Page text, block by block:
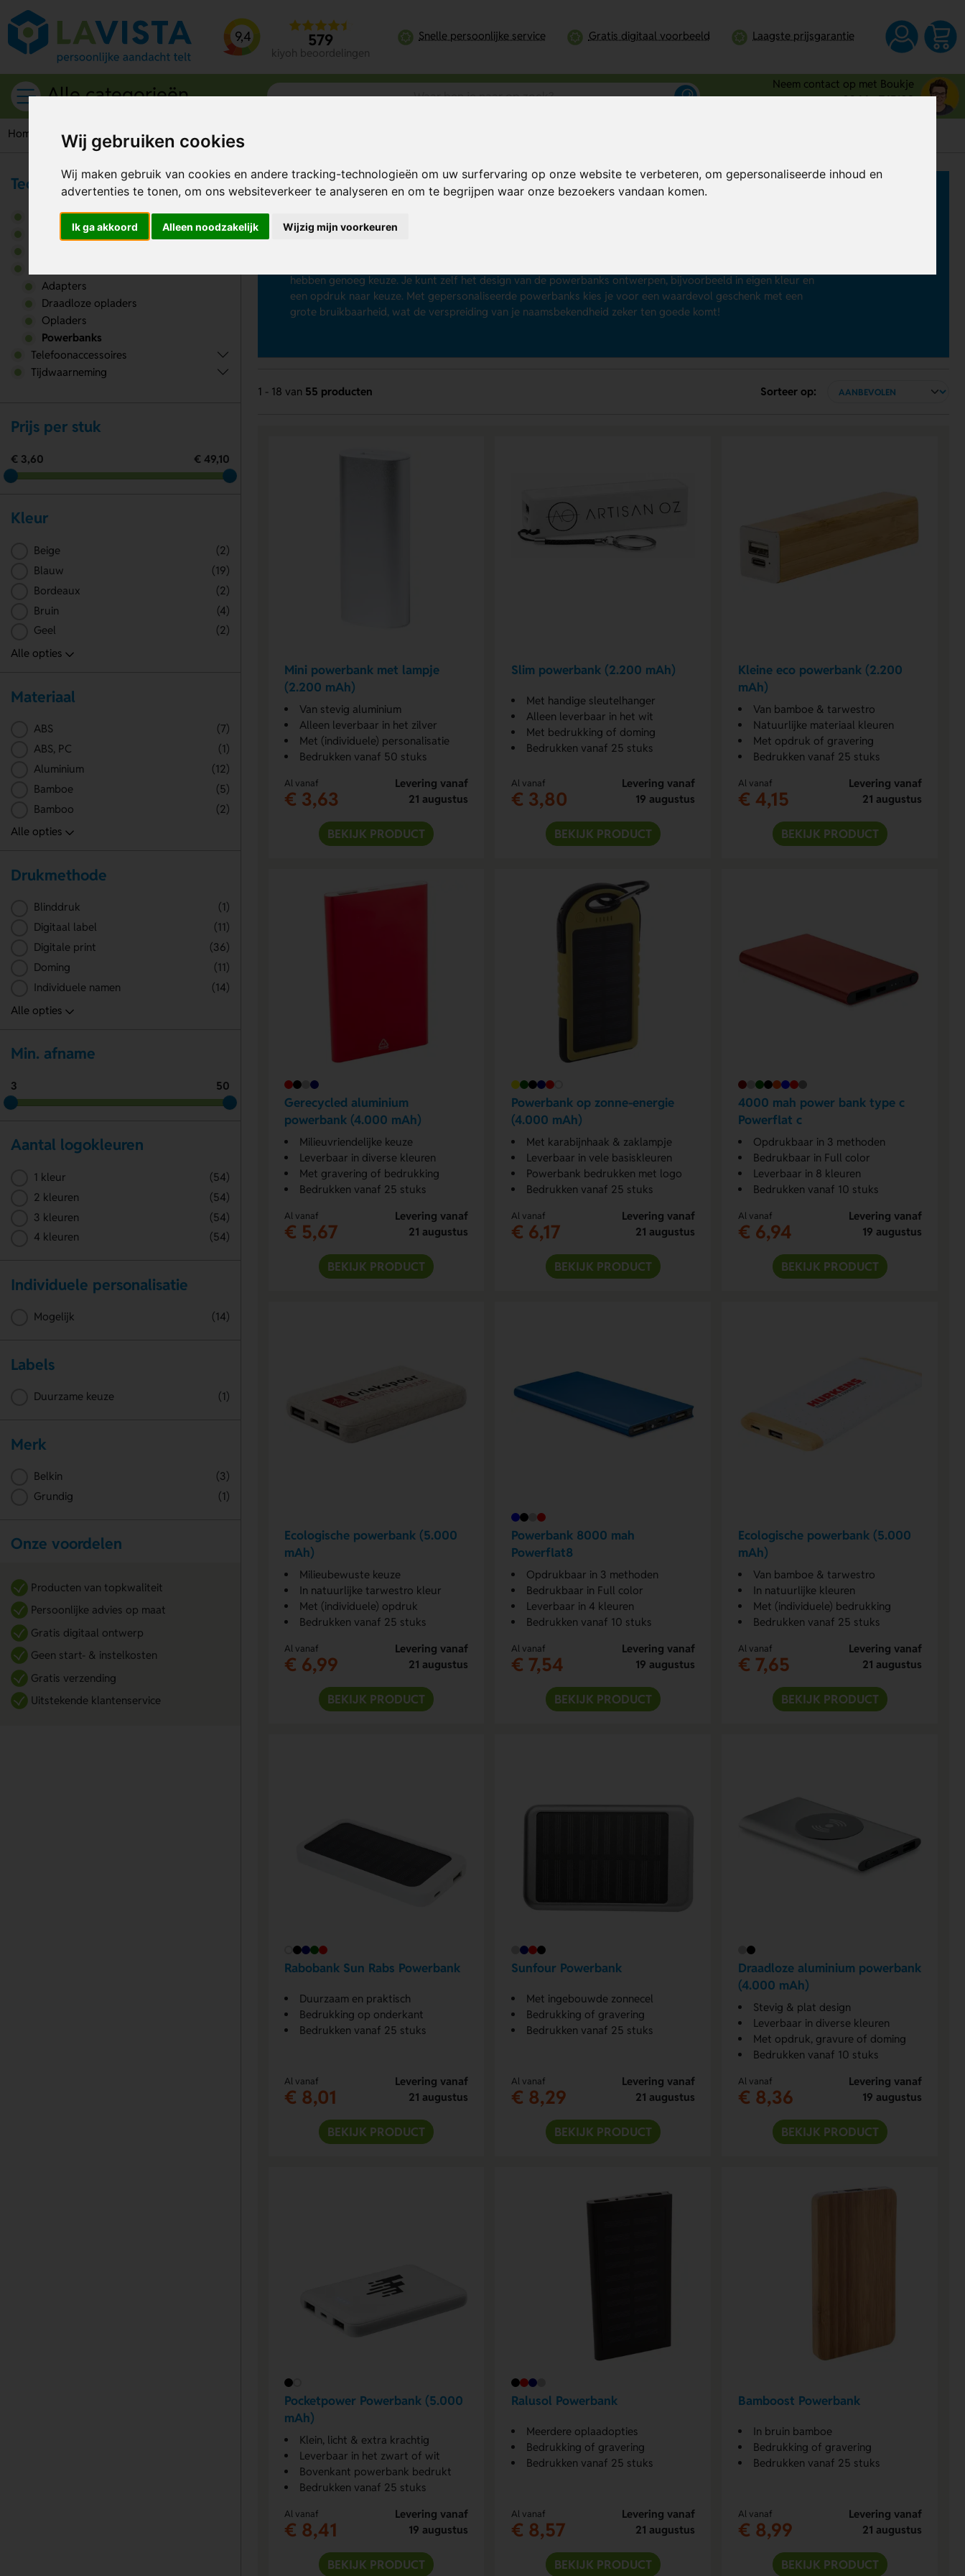
Wij gebruiken cookies
Wij maken gebruik van cookies en andere tracking-technologieën om uw surfervaring op onze website te verbeteren, om gepersonaliseerde inhoud en
advertenties te tonen, om ons websiteverkeer te analyseren en om te begrijpen waar onze bezoekers vandaan komen.
Ik ga akkoord Alleen noodzakelijk Wijzig mijn voorkeuren
9,4 579
kiyoh beoordelingen
Snelle persoonlijke service Gratis digitaal voorbeeld Laagste prijsgarantie
Alle categorieën
Neem contact op met Boukje
0344 - 745109
Home Power & opladers Powerbanks
Powerbanks bedrukken
Wil jepowerbanks bedrukken
hebben genoeg keuze. Je kunt zelf het design van de powerbanks ontwerpen, bijvoorbeeld in eigen kleur en
een opdruk naar keuze. Met gepersonaliseerde powerbanks kies je voor een waardevol geschenk met een
grote bruikbaarheid, wat de verspreiding van je naamsbekendheid zeker ten goede komt!
1 - 18 van 55 producten Sorteer op:
Mini powerbank met lampje
(2.200 mAh)
Van stevig aluminium
Alleen leverbaar in het zilver
Met (individuele) personalisatie
Bedrukken vanaf 50 stuks
Al vanaf
€ 3,63
Levering vanaf
21 augustus
BEKIJK PRODUCT
Slim powerbank (2.200 mAh)
Met handige sleutelhanger
Alleen leverbaar in het wit
Met bedrukking of doming
Bedrukken vanaf 25 stuks
Al vanaf
€ 3,80
Levering vanaf
19 augustus
BEKIJK PRODUCT
Kleine eco powerbank (2.200
mAh)
Van bamboe & tarwestro
Natuurlijke materiaal kleuren
Met opdruk of gravering
Bedrukken vanaf 25 stuks
Al vanaf
€ 4,15
Levering vanaf
21 augustus
BEKIJK PRODUCT
Gerecycled aluminium
powerbank (4.000 mAh)
Milieuvriendelijke keuze
Leverbaar in diverse kleuren
Met gravering of bedrukking
Bedrukken vanaf 25 stuks
Al vanaf
€ 5,67
Levering vanaf
21 augustus
BEKIJK PRODUCT
Powerbank op zonne-energie
(4.000 mAh)
Met karabijnhaak & zaklampje
Leverbaar in vele basiskleuren
Powerbank bedrukken met logo
Bedrukken vanaf 25 stuks
Al vanaf
€ 6,17
Levering vanaf
21 augustus
BEKIJK PRODUCT
4000 mah power bank type c
Powerflat c
Opdrukbaar in 3 methoden
Bedrukbaar in Full color
Leverbaar in 8 kleuren
Bedrukken vanaf 10 stuks
Al vanaf
€ 6,94
Levering vanaf
19 augustus
BEKIJK PRODUCT
Ecologische powerbank (5.000
mAh)
Milieubewuste keuze
In natuurlijke tarwestro kleur
Met (individuele) opdruk
Bedrukken vanaf 25 stuks
Al vanaf
€ 6,99
Levering vanaf
21 augustus
BEKIJK PRODUCT
Powerbank 8000 mah
Powerflat8
Opdrukbaar in 3 methoden
Bedrukbaar in Full color
Leverbaar in 4 kleuren
Bedrukken vanaf 10 stuks
Al vanaf
€ 7,54
Levering vanaf
19 augustus
BEKIJK PRODUCT
Ecologische powerbank (5.000
mAh)
Van bamboe & tarwestro
In natuurlijke kleuren
Met (individuele) bedrukking
Bedrukken vanaf 25 stuks
Al vanaf
€ 7,65
Levering vanaf
21 augustus
BEKIJK PRODUCT
Rabobank Sun Rabs Powerbank
Duurzaam en praktisch
Bedrukking op onderkant
Bedrukken vanaf 25 stuks
Al vanaf
€ 8,01
Levering vanaf
21 augustus
BEKIJK PRODUCT
Sunfour Powerbank
Met ingebouwde zonnecel
Bedrukking of gravering
Bedrukken vanaf 25 stuks
Al vanaf
€ 8,29
Levering vanaf
21 augustus
BEKIJK PRODUCT
Draadloze aluminium powerbank
(4.000 mAh)
Stevig & plat design
Leverbaar in diverse kleuren
Met opdruk, gravure of doming
Bedrukken vanaf 10 stuks
Al vanaf
€ 8,36
Levering vanaf
19 augustus
BEKIJK PRODUCT
Pocketpower Powerbank (5.000
mAh)
Klein, licht & extra krachtig
Leverbaar in het zwart of wit
Bovenkant powerbank bedrukt
Bedrukken vanaf 25 stuks
Al vanaf
€ 8,41
Levering vanaf
19 augustus
BEKIJK PRODUCT
Ralusol Powerbank
Meerdere oplaadopties
Bedrukking of gravering
Bedrukken vanaf 25 stuks
Al vanaf
€ 8,57
Levering vanaf
21 augustus
BEKIJK PRODUCT
Bamboost Powerbank
In bruin bamboe
Bedrukking of gravering
Bedrukken vanaf 25 stuks
Al vanaf
€ 8,99
Levering vanaf
21 augustus
BEKIJK PRODUCT
Tech & Elektronica
Audio & Geluid
Computeraccessoires
Adapters
Draadloze opladers
Opladers
Powerbanks
Telefoonaccessoires
Tijdwaarneming
Prijs per stuk
€ 3,60 € 49,10
Kleur
Beige
(2)
Blauw
(19)
Bordeaux
(2)
Bruin
(4)
Geel
(2)
Materiaal
ABS
(7)
ABS, PC
(1)
Aluminium
(12)
Bamboe
(5)
Bamboo
(2)
Drukmethode
Blinddruk
(1)
Digitaal label
(11)
Digitale print
(36)
Doming
(11)
Individuele namen
(14)
Min. afname
3 50
Aantal logokleuren
1 kleur
(54)
2 kleuren
(54)
3 kleuren
(54)
4 kleuren
(54)
Individuele personalisatie
Mogelijk (14)
Labels
Duurzame keuze (1)
Merk
Belkin
(3)
Grundig
(1)
Onze voordelen
Producten van topkwaliteit
Persoonlijke advies op maat
Gratis digitaal ontwerp
Geen start- & instelkosten
Gratis verzending
Uitstekende klantenservice